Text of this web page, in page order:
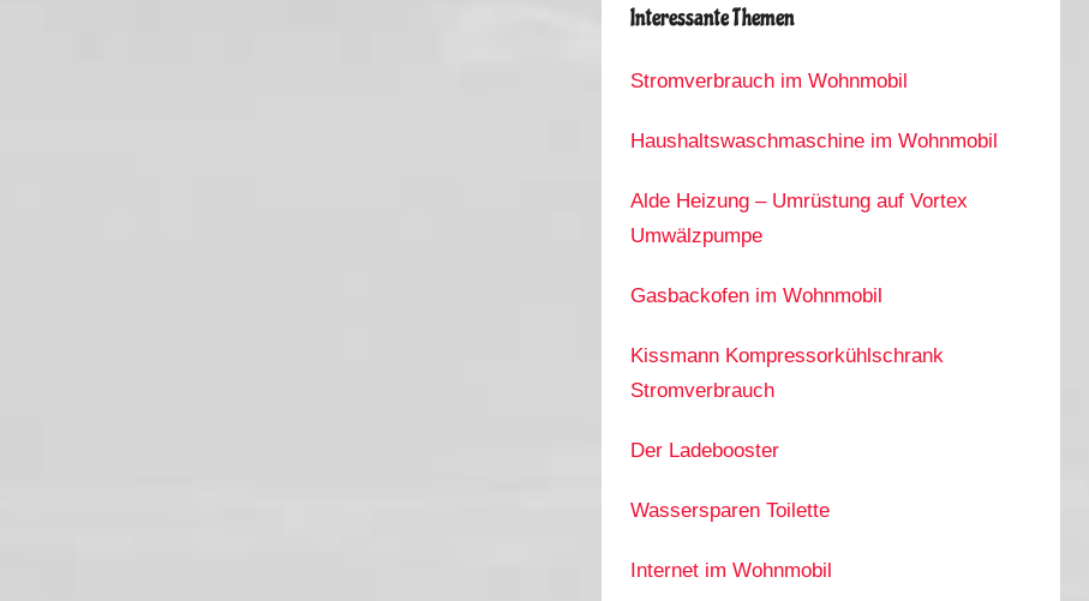
Interessante Themen
Stromverbrauch im Wohnmobil
Haushaltswaschmaschine im Wohnmobil
Alde Heizung – Umrüstung auf Vortex
Umwälzpumpe
Gasbackofen im Wohnmobil
Kissmann Kompressorkühlschrank
Stromverbrauch
Der Ladebooster
Wassersparen Toilette
Internet im Wohnmobil